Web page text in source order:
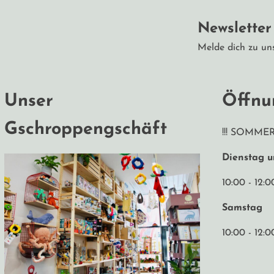
Melde dich zu
Unser
Gschroppengschäft
!!!
Dienstag
10:00 -
Samstag
10:00 -